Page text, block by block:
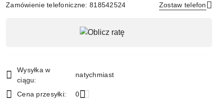
Zamówienie telefoniczne: 818542524 Zostaw telefon
dostawa
Wysyłka w
ciągu:
natychmiast
Cena przesyłki: 0